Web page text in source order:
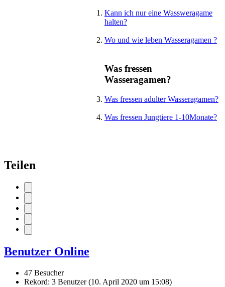
Kann ich nur eine Wassweragame
halten?
Wo und wie leben Wasseragamen ?
Was fressen
Wasseragamen?
Was fressen adulter Wasseragamen?
Was fressen Jungtiere 1-10Monate?
Teilen
Benutzer Online
47 Besucher
Rekord: 3 Benutzer (10. April 2020 um 15:08)